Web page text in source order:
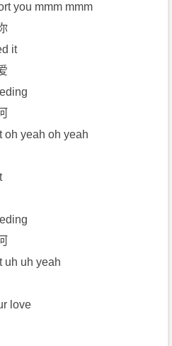
L
[m
l
you mmm mmm
it
oh yeah oh yeah
uh uh yeah
love